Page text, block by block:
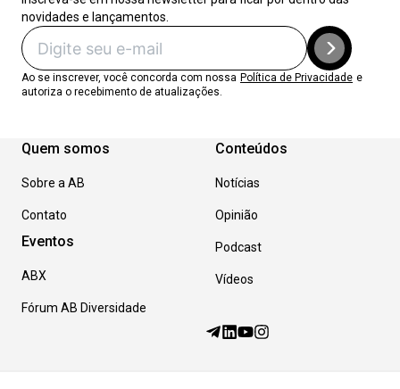
novidades e lançamentos.
Ao se inscrever, você concorda com nossa Política de Privacidade e
autoriza o recebimento de atualizações.
Quem somos
Sobre a AB
Contato
Eventos
ABX
Fórum AB Diversidade
Conteúdos
Notícias
Opinião
Podcast
Vídeos